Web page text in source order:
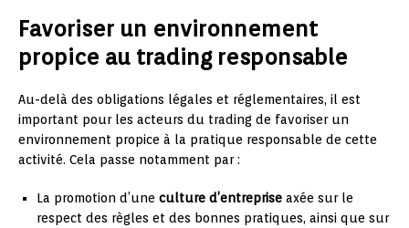
Favoriser un environnement
propice au trading responsable
Au-delà des obligations légales et réglementaires, il est
important pour les acteurs du trading de favoriser un
environnement propice à la pratique responsable de cette
activité. Cela passe notamment par :
La promotion d’une culture d’entreprise axée sur le
respect des règles et des bonnes pratiques, ainsi que sur